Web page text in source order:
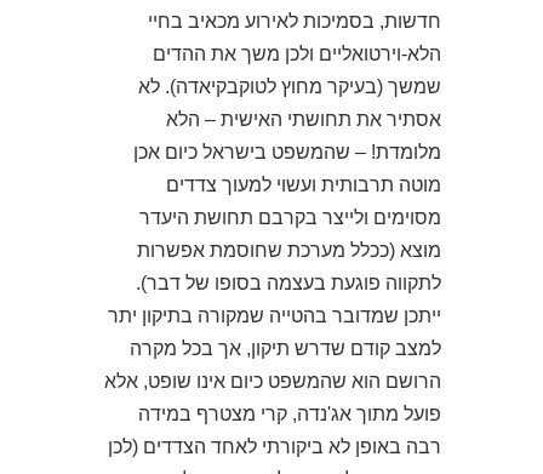
חדשות, בסמיכות לאירוע מכאיב בחיי
הלא-וירטואליים ולכן משך את ההדים
שמשך (בעיקר מחוץ לטוקבקיאדה). לא
אסתיר את תחושתי האישית – הלא
מלומדת! – שהמשפט בישראל כיום אכן
מוטה תרבותית ועשוי למעוך צדדים
מסוימים ולייצר בקרבם תחושת היעדר
מוצא (ככלל מערכת שחוסמת אפשרות
לתקווה פוגעת בעצמה בסופו של דבר).
ייתכן שמדובר בהטייה שמקורה בתיקון יתר
למצב קודם שדרש תיקון, אך בכל מקרה
הרושם הוא שהמשפט כיום אינו שופט, אלא
פועל מתוך אג'נדה, קרי מצטרף במידה
רבה באופן לא ביקורתי לאחד הצדדים (לכן